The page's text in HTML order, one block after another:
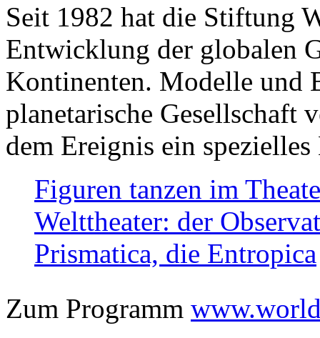
Seit 1982 hat die Stiftung
Entwicklung der globalen
Kontinenten. Modelle und
planetarische Gesellschaft
dem Ereignis ein
Figuren tanzen im
Welttheater: der
Prismatica, die Entropica
Zum Programm